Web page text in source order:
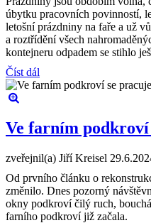
úbytku pracovních povinností,
letošní prázdniny na faře a už
a roztřídění všech
kontejneru odpadem se stihlo
Číst dál
Ve farním podkroví
zveřejnil(a) Jiří Kreisel
Od prvního článku o
změnilo. Dnes pozorný
okny podkroví čilý ruch,
farního podkroví již začala.